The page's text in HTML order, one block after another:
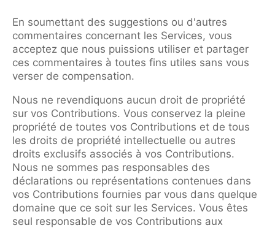
En soumettant des suggestions ou d'autres
commentaires concernant les Services, vous
acceptez que nous puissions utiliser et partager
ces commentaires à toutes fins utiles sans vous
verser de compensation.
Nous ne revendiquons aucun droit de propriété
sur vos Contributions. Vous conservez la pleine
propriété de toutes vos Contributions et de tous
les droits de propriété intellectuelle ou autres
droits exclusifs associés à vos Contributions.
Nous ne sommes pas responsables des
déclarations ou représentations contenues dans
vos Contributions fournies par vous dans quelque
domaine que ce soit sur les Services. Vous êtes
seul responsable de vos Contributions aux